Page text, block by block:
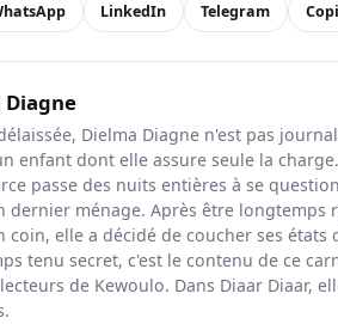
LinkedIn Telegram
Diagne
Dielma Diagne n'est pas
enfant dont elle assure seule la
passe des nuits entières à se
dernier ménage. Après être longtemps
coin, elle a décidé de coucher ses états
tenu secret, c'est le contenu de ce
de Kewoulo. Dans Diaar Diaar,